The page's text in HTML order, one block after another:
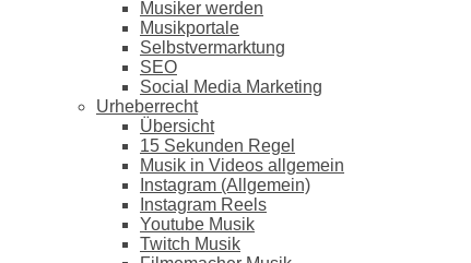
Musiker werden
Musikportale
Selbstvermarktung
SEO
Social Media Marketing
Urheberrecht
Übersicht
15 Sekunden Regel
Musik in Videos allgemein
Instagram (Allgemein)
Instagram Reels
Youtube Musik
Twitch Musik